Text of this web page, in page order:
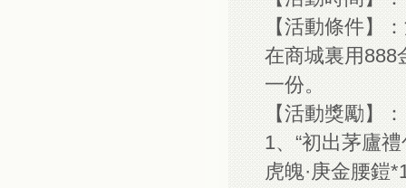
【活動條件】
在商城裏用888
一份。
【活動獎勵】：
1、“初出茅廬
虎魄·庚金腰鎧